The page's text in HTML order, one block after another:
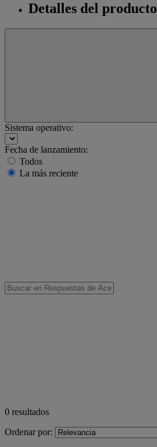
Detalles del producto
Sistema operativo:
Fecha de lanzamiento:
Todos
La más reciente
0 resultados
Ordenar por: